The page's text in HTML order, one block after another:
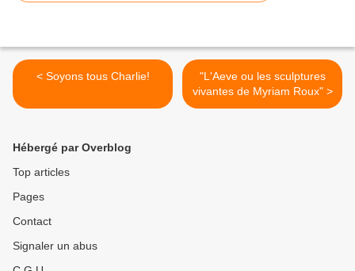
< Soyons tous Charlie!
"L'Aeve ou les sculptures
vivantes de Myriam Roux" >
Hébergé par Overblog
Top articles
Pages
Contact
Signaler un abus